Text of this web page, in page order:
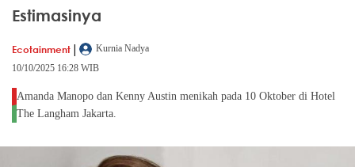
Estimasinya
Ecotainment |
Kurnia Nadya
10/10/2025 16:28 WIB
Amanda Manopo dan Kenny Austin menikah pada 10 Oktober di Hotel
The Langham Jakarta.